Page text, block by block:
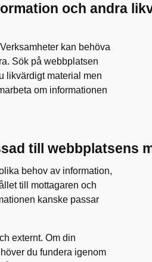
och andra
kan behöva
Sök på webbplatsen
likvärdigt material men
om informationen
till webbplatsens
behov av information,
till mottagaren och
kanske passar
externt. Om din
du fundera igenom